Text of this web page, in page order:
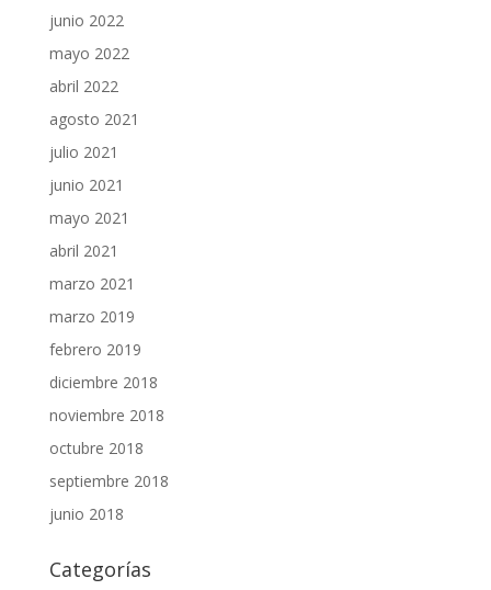
junio 2022
mayo 2022
abril 2022
agosto 2021
julio 2021
junio 2021
mayo 2021
abril 2021
marzo 2021
marzo 2019
febrero 2019
diciembre 2018
noviembre 2018
octubre 2018
septiembre 2018
junio 2018
Categorías